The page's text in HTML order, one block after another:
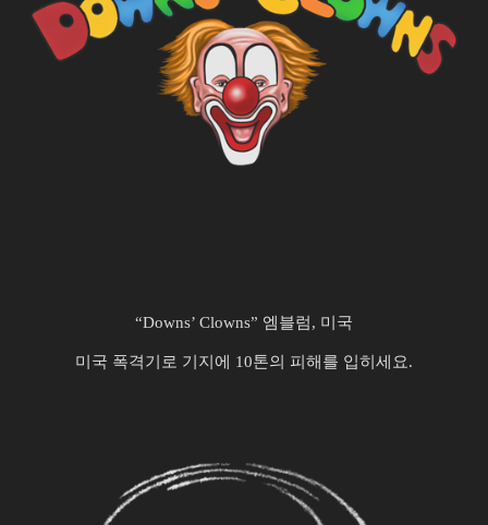
“Downs’ Clowns” 엠블럼, 미국
미국 폭격기로 기지에 10톤의 피해를 입히세요.